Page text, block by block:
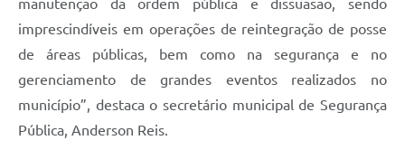
manutenção da ordem pública e dissuasão, sendo
imprescindíveis em operações de reintegração de posse
de áreas públicas, bem como na segurança e no
gerenciamento de grandes eventos realizados no
município”, destaca o secretário municipal de Segurança
Pública, Anderson Reis.